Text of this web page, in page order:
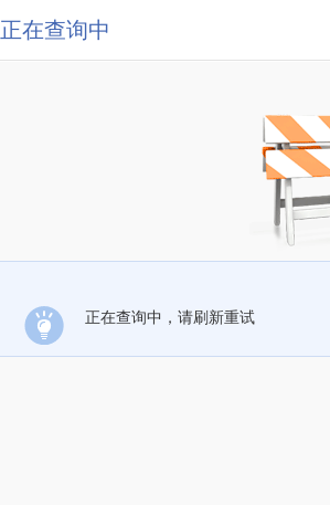
正在查询中
正在查询中，请刷新重试